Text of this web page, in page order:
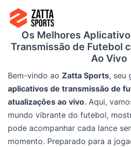
para
conteúdo
Os Melhores
Transmissão de Futebol
Ao Vivo
Bem-vindo ao Zatta Sports, seu
aplicativos de transmissão de
atualizações ao vivo. Aqui,
mundo vibrante do futebol,
pode acompanhar cada lance
momento. Preparado para a